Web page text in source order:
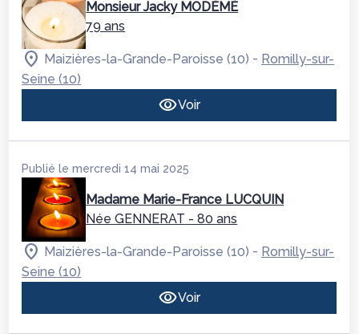
Monsieur Jacky MODÉMÉ
79 ans
Maizières-la-Grande-Paroisse (10) - Romilly-sur-
Seine (10)
Voir
Publié le mercredi 14 mai 2025
Madame Marie-France LUCQUIN
Née GENNERAT - 80 ans
Maizières-la-Grande-Paroisse (10) - Romilly-sur-
Seine (10)
Voir